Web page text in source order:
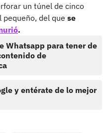
un túnel de cinco
del que se
.
Whatsapp para tener de
de
y entérate de lo mejor